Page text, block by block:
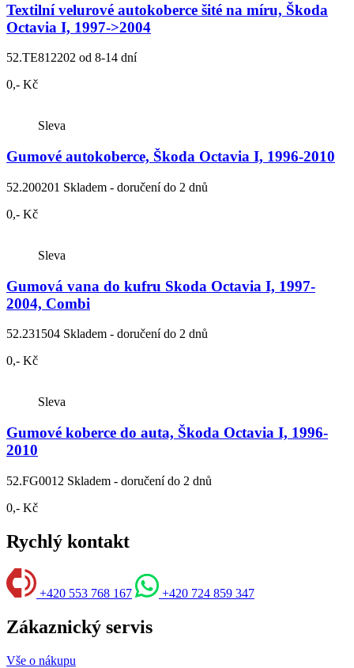
Textilní velurové autokoberce šité na míru, Škoda
Octavia I, 1997->2004
52.TE812202 od 8-14 dní
0,- Kč
Sleva
Gumové autokoberce, Škoda Octavia I, 1996-2010
52.200201 Skladem - doručení do 2 dnů
0,- Kč
Sleva
Gumová vana do kufru Skoda Octavia I, 1997-
2004, Combi
52.231504 Skladem - doručení do 2 dnů
0,- Kč
Sleva
Gumové koberce do auta, Škoda Octavia I, 1996-
2010
52.FG0012 Skladem - doručení do 2 dnů
0,- Kč
Rychlý kontakt
+420 553 768 167 +420 724 859 347
Zákaznický servis
Vše o nákupu